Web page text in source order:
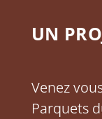
UN
Venez
Parquets